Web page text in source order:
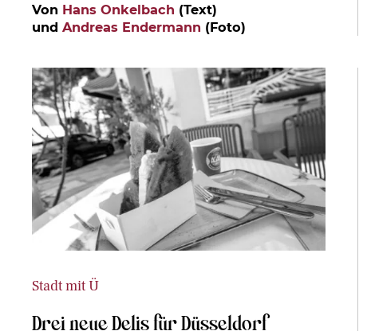
Von Hans Onkelbach (Text)
und Andreas Endermann (Foto)
Stadt mit Ü
Drei neue Delis für Düsseldorf